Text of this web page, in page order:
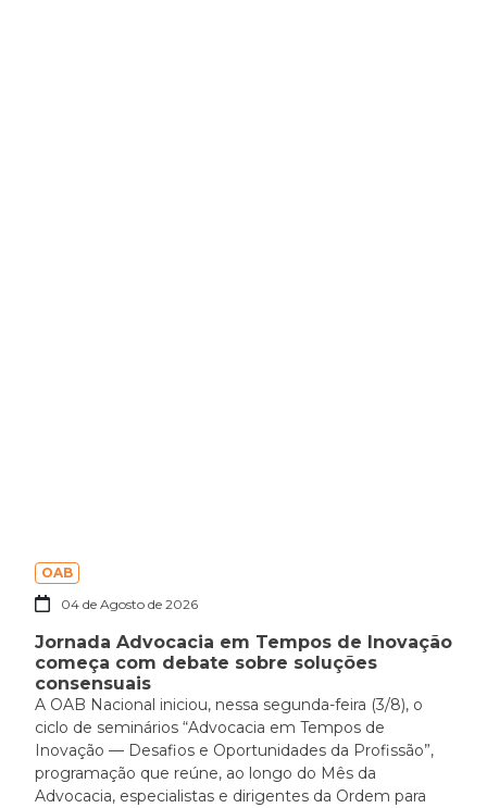
OAB
04 de Agosto de 2026
Jornada Advocacia em Tempos de Inovação
começa com debate sobre soluções
consensuais
A OAB Nacional iniciou, nessa segunda-feira (3/8), o
ciclo de seminários “Advocacia em Tempos de
Inovação — Desafios e Oportunidades da Profissão”,
programação que reúne, ao longo do Mês da
Advocacia, especialistas e dirigentes da Ordem para